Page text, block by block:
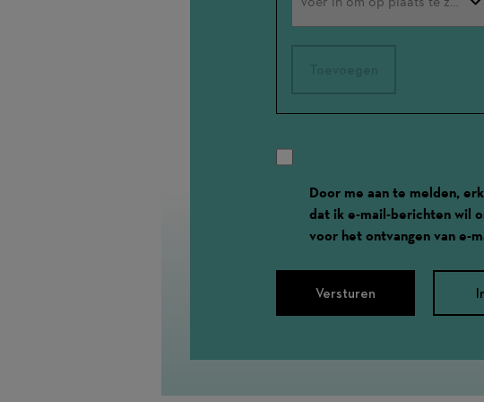
Door me aan te melden,
dat ik e-mail-berichten wil
voor het ontvangen van e-
Versturen